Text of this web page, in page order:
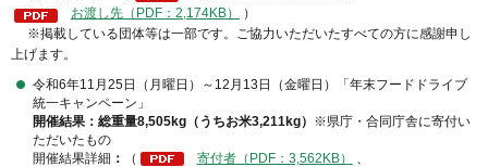
お渡し先（PDF：2,174KB）
）
※掲載している団体等は一部です。ご協力いただいたすべての方に感謝申し
上げます。
令和6年11月25日（月曜日）～12月13日（金曜日）「年末フードドライブ
統一キャンペーン」
開催結果：総重量8,505kg（うちお米3,211kg） ※県庁・合同庁舎に寄付い
ただいたもの
開催結果詳細 ： （ 寄付者（PDF：3,562KB）